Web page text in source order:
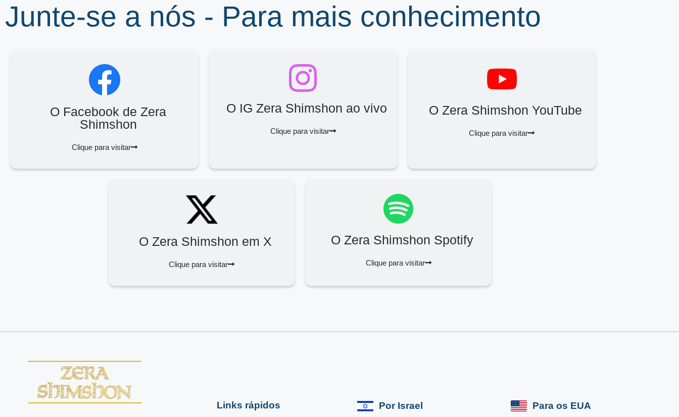
Junte-se a nós - Para mais conhecimento
O Facebook de Zera
Shimshon
Clique para visitar
O IG Zera Shimshon ao vivo
Clique para visitar
O Zera Shimshon YouTube
Clique para visitar
O Zera Shimshon em X
Clique para visitar
O Zera Shimshon Spotify
Clique para visitar
Links rápidos Por Israel Para os EUA